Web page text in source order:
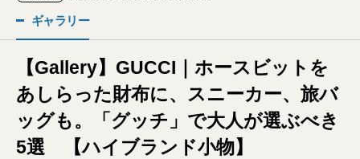
ギャラリー
【Gallery】GUCCI｜ホースビットを
あしらった財布に、スニーカー、旅バ
ッグも。「グッチ」で大人が選ぶべき
5選 【ハイブランド小物】